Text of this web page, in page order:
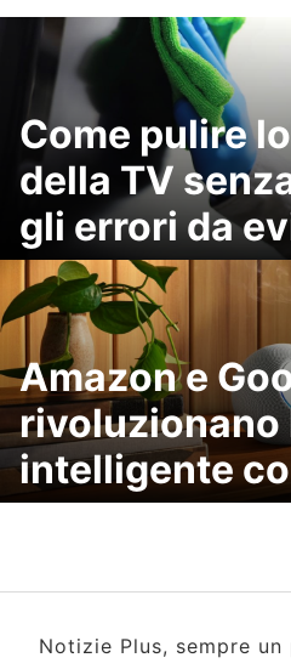
Come pulire
della TV
gli errori da
Amazon e
rivoluzionano
intelligente
Notizie Plus, sempre un